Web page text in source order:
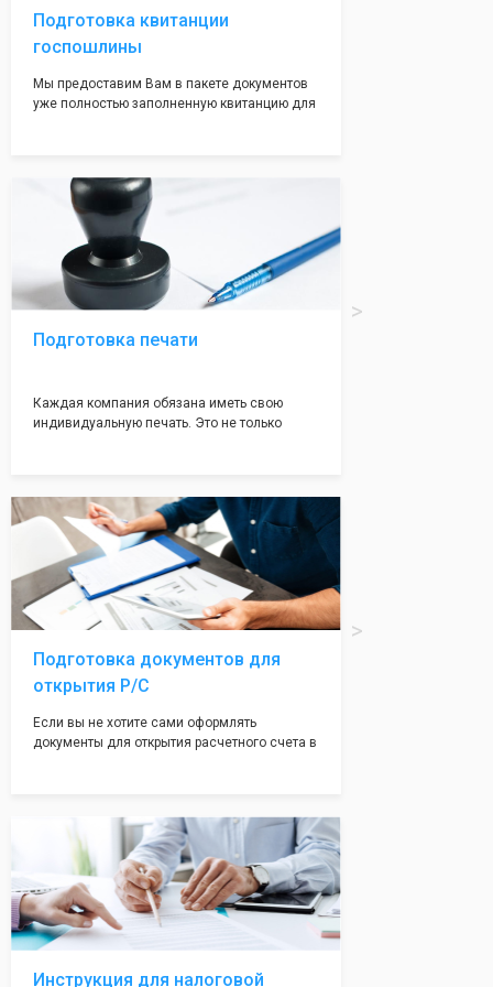
Подготовка квитанции
госпошлины
Мы предоставим Вам в пакете документов
уже полностью заполненную квитанцию для
посредственно в налоговой инспекции при
подаче документов на регистрацию.
Подготовка печати
Каждая компания обязана иметь свою
индивидуальную печать. Это не только
вам поможем с помощью изготовления
печати по индивидуальному эскизу, который
Вы выберете сами из нашего каталога.
Подготовка документов для
открытия Р/С
Если вы не хотите сами оформлять
документы для открытия расчетного счета в
открытия счета, с минимальным затратом
вашего времени и сил!
Инструкция для налоговой